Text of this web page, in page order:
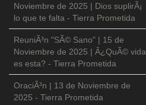
Noviembre de 2025 | Dios suplirÃ¡
lo que te falta - Tierra Prometida
ReuniÃ³n "SÃ© Sano" | 15 de
Noviembre de 2025 | Â¿QuÃ© vida
es esta? - Tierra Prometida
OraciÃ³n | 13 de Noviembre de
2025 - Tierra Prometida